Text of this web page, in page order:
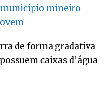
município mineiro
de forma gradativa
caixas d'água